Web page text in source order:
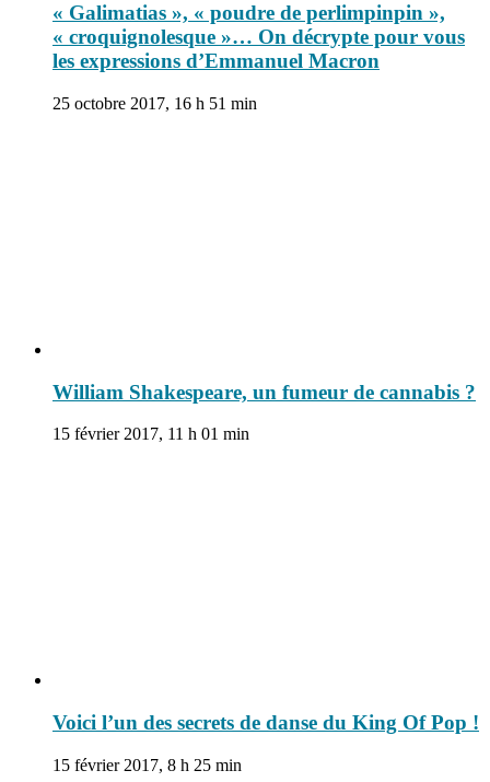
« Galimatias », « poudre de perlimpinpin »,
« croquignolesque »… On décrypte pour vous
les expressions d’Emmanuel Macron
25 octobre 2017, 16 h 51 min
William Shakespeare, un fumeur de cannabis ?
15 février 2017, 11 h 01 min
Voici l’un des secrets de danse du King Of Pop !
15 février 2017, 8 h 25 min